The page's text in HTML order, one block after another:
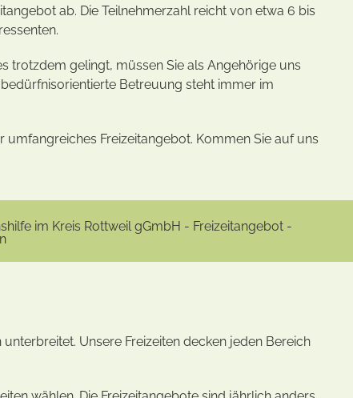
ab. Die Teilnehmerzahl reicht von etwa 6 bis
trotzdem gelingt, müssen Sie als Angehörige uns
Betreuung steht immer im
Freizeitangebot. Kommen Sie auf uns
Unsere Freizeiten decken jeden Bereich